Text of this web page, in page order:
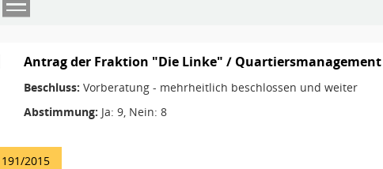
Antrag der Fraktion "Die Linke" / Quartiersmanagement
Beschluss: Vorberatung - mehrheitlich beschlossen und weiter
Abstimmung: Ja: 9, Nein: 8
191/2015